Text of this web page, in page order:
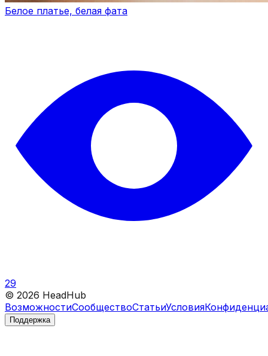
Белое платье, белая фата
29
© 2026 HeadHub
ВозможностиСообществоСтатьиУсловия
Поддержка